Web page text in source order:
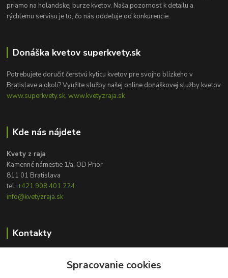
priamo na holandskej burze kvetov. Naša pozornosť k detailu a
rýchlemu servisu je to, čo nás oddeľuje od konkurencie.
Donáška kvetov superkvety.sk
Potrebujete doručiť čerstvú kyticu kvetov pre svojho blízkeho v
Bratislave a okolí? Využite služby našej online donáškovej služby kvetov
www.superkvety.sk, www.kvetyzraja.sk
Kde nás nájdete
Kvety z raja
Kamenné námestie 1/a, OD Prior
811 01 Bratislava
tel: +421 908 401 224
info@kvetyzraja.sk
Kontakty
+421 908 401 224
Spracovanie cookies